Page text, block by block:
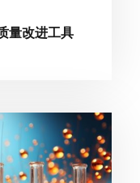
量改进工具